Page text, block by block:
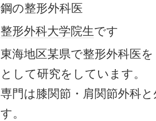
鋼の整形外科医
整形外科大学院生です
東海地区某県で整形外科医
として研究をしています。
専門は膝関節・肩関節外科
す。